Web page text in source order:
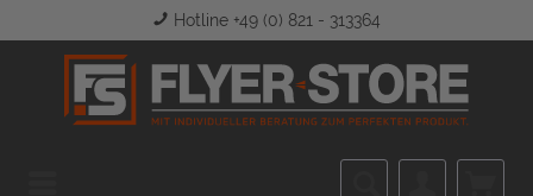
Hotline +49 (0) 821 - 313364